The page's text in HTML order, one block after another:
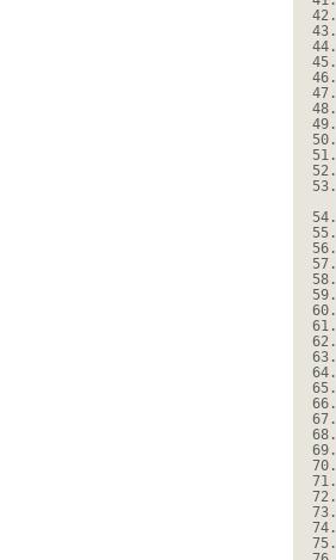
42.
43.
44.
45.
46.
47.
48.
49.
50.
51.
52.
53.
54.
55.
56.
57.
58.
59.
60.
61.
62.
63.
64.
65.
66.
67.
68.
69.
70.
71.
72.
73.
74.
75.